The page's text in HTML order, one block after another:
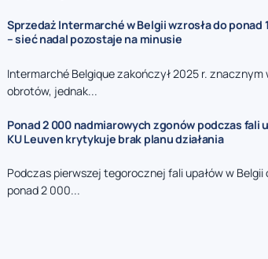
Sprzedaż Intermarché w Belgii wzrosła do ponad
– sieć nadal pozostaje na minusie
Intermarché Belgique zakończył 2025 r.
obrotów, jednak...
Ponad 2 000 nadmiarowych zgonów podczas fali
KU Leuven krytykuje brak planu działania
Podczas pierwszej tegorocznej fali upałów w
ponad 2 000...